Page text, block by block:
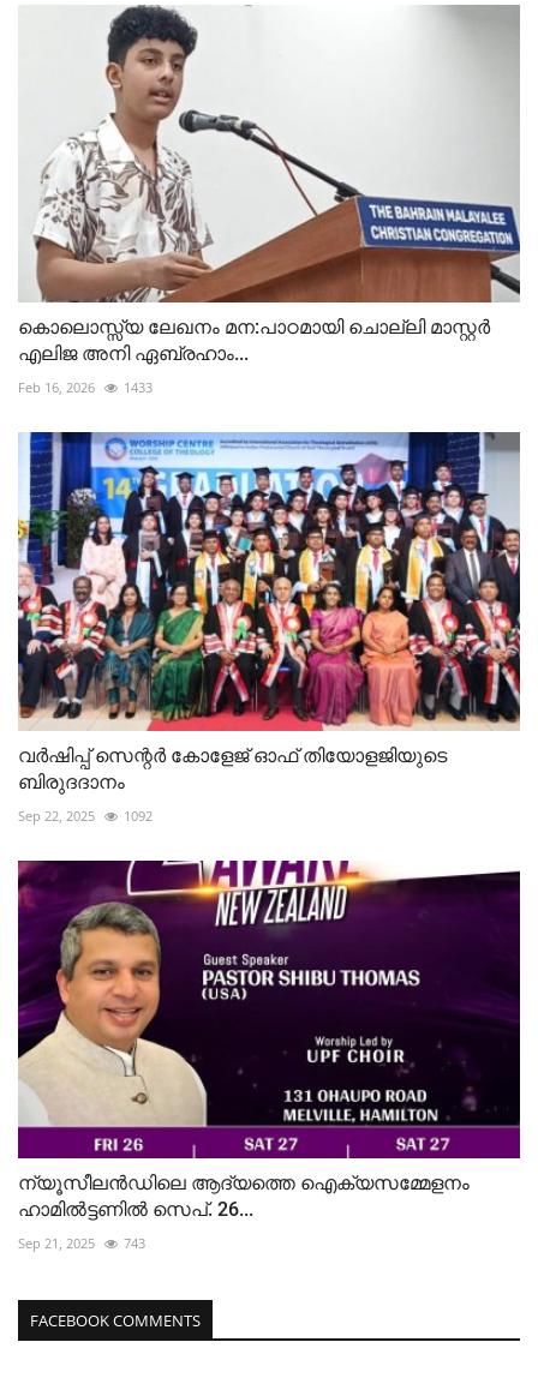
കൊലൊസ്സ്യ ലേഖനം മന:പാഠമായി ചൊല്ലി മാസ്റ്റർ
എലിജ അനി ഏബ്രഹാം...
Feb 16, 2026 1433
വർഷിപ്പ് സെന്റർ കോളേജ് ഓഫ് തിയോളജിയുടെ
ബിരുദദാനം
Sep 22, 2025 1092
ന്യൂസീലൻഡിലെ ആദ്യത്തെ ഐക്യസമ്മേളനം
ഹാമിൽട്ടണിൽ സെപ്. 26...
Sep 21, 2025 743
FACEBOOK COMMENTS